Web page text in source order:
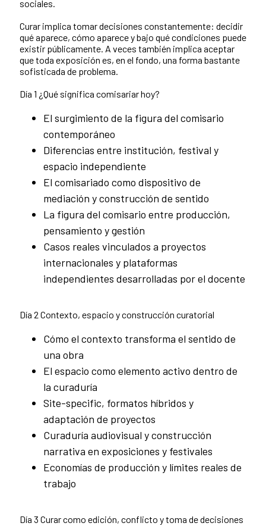
sociales.
Curar implica tomar decisiones constantemente: decidir
qué aparece, cómo aparece y bajo qué condiciones puede
existir públicamente. A veces también implica aceptar
que toda exposición es, en el fondo, una forma bastante
sofisticada de problema.
Día 1 ¿Qué significa comisariar hoy?
El surgimiento de la figura del comisario
contemporáneo
Diferencias entre institución, festival y
espacio independiente
El comisariado como dispositivo de
mediación y construcción de sentido
La figura del comisario entre producción,
pensamiento y gestión
Casos reales vinculados a proyectos
internacionales y plataformas
independientes desarrolladas por el docente
Día 2 Contexto, espacio y construcción curatorial
Cómo el contexto transforma el sentido de
una obra
El espacio como elemento activo dentro de
la curaduría
Site-specific, formatos híbridos y
adaptación de proyectos
Curaduría audiovisual y construcción
narrativa en exposiciones y festivales
Economías de producción y límites reales de
trabajo
Día 3 Curar como edición, conflicto y toma de decisiones